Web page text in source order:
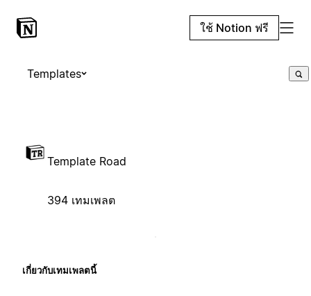
ใช้ Notion ฟรี
Templates
Template Road
394 เทมเพลต
เกี่ยวกับเทมเพลตนี้